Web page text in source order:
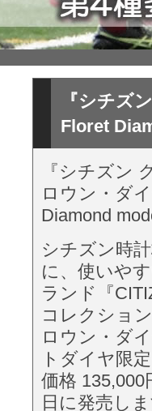
『シチズ
Floret
『シチズン
ロウン・ダ
Diamond
シチズン時
に、使いや
ランド『
コレクショ
ロウン・ダ
トダイヤ限
価格 135,000
日に発売しま